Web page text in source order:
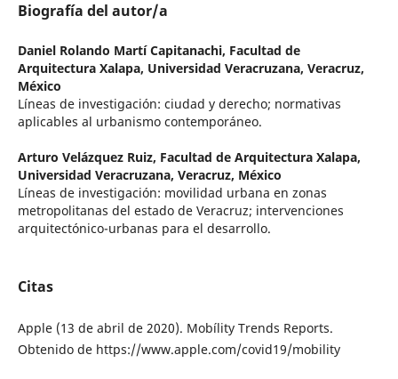
Biografía del autor/a
Daniel Rolando Martí Capitanachi, Facultad de
Arquitectura Xalapa, Universidad Veracruzana, Veracruz,
México
Líneas de investigación: ciudad y derecho; normativas
aplicables al urbanismo contemporáneo.
Arturo Velázquez Ruiz, Facultad de Arquitectura Xalapa,
Universidad Veracruzana, Veracruz, México
Líneas de investigación: movilidad urbana en zonas
metropolitanas del estado de Veracruz; intervenciones
arquitectónico-urbanas para el desarrollo.
Citas
Apple (13 de abril de 2020). Mobílity Trends Reports.
Obtenido de https://www.apple.com/covid19/mobility